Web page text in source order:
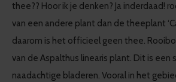
thee?? Hoor ik je denken? Ja inderdaad!
van een andere plant dan de theeplant
daarom is het officieel geen thee.
van de Aspalthus linearis plant. Dit is een
naadachtige bladeren. Vooral in het